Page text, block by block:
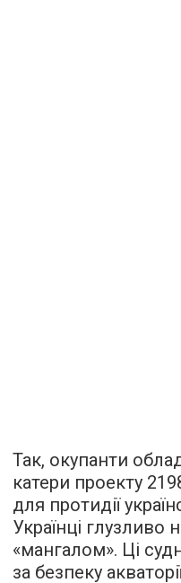
Так, окупанти
катери проекту
для протидії
Українці глузливо
«мангалом». Ці
за безпеку